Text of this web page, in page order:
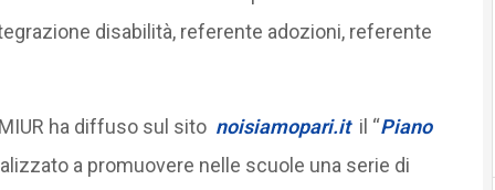
disabilità, referente adozioni, referente
ha diffuso sul sito noisiamopari.it il “Piano
a promuovere nelle scuole una serie di